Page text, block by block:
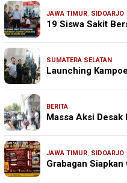
JAWA TIMUR, SIDOARJO
19 Siswa Sakit
SUMATERA SELATAN
Launching
BERITA
Massa Aksi Desak
JAWA TIMUR, SIDOARJO
Grabagan